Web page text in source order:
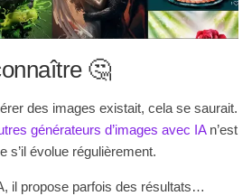
🤔
des images existait, cela se saurait.
générateurs d’images avec IAn’est
s’il évolue régulièrement.
il propose parfois des résultats…